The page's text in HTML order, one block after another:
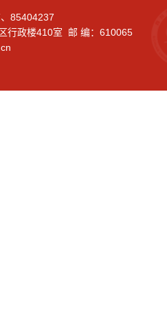
、85404237
行政楼410室 邮 编：610065